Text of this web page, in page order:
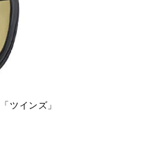
ツインズ」